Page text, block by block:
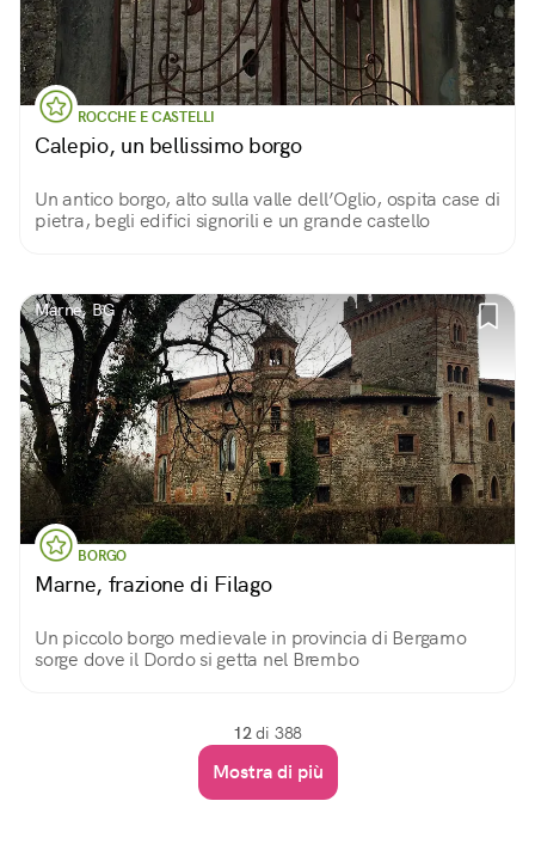
ROCCHE E CASTELLI
Calepio, un bellissimo borgo
Un antico borgo, alto sulla valle dell’Oglio, ospita case di
pietra, begli edifici signorili e un grande castello
Marne, BG
BORGO
Marne, frazione di Filago
Un piccolo borgo medievale in provincia di Bergamo
sorge dove il Dordo si getta nel Brembo
12di 388
Mostra di più